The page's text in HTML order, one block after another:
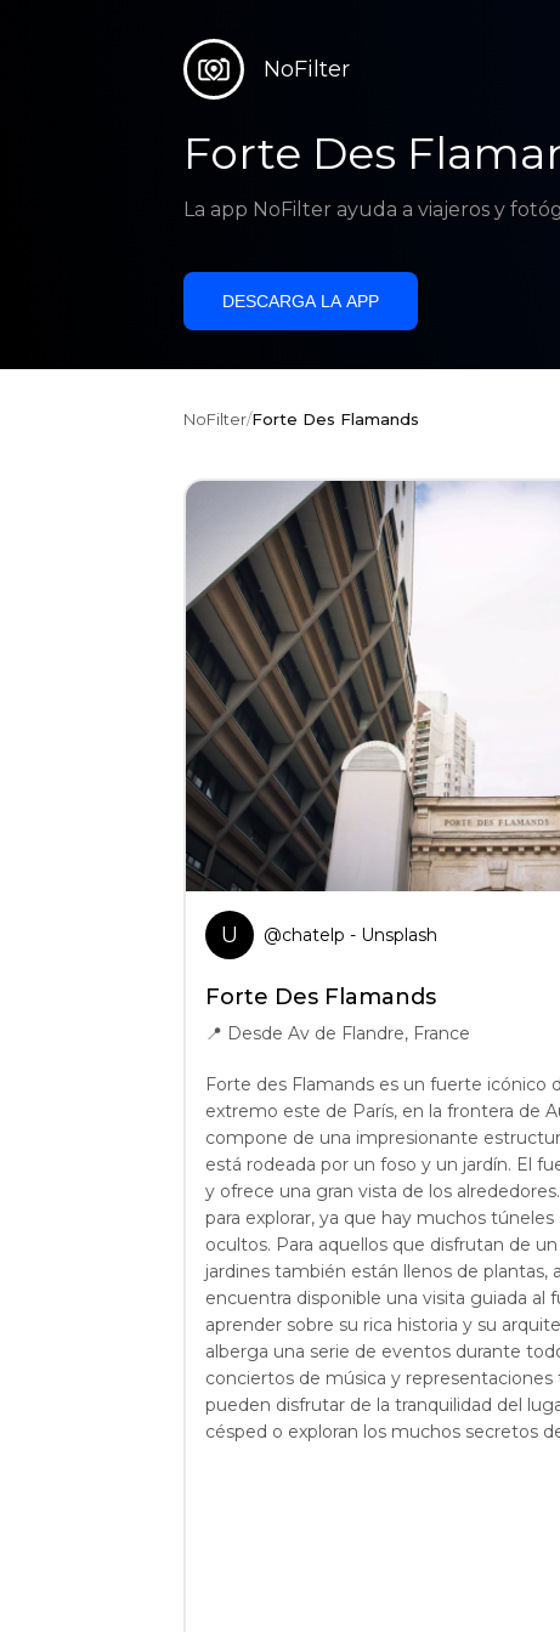
NoFilter
Forte Des
La app NoFilter ayuda a viajeros y
DESCARGA LA APP
NoFilter/Forte Des Flamands
U @chatelp - Unsplash
Forte Des Flamands
📍 Desde Av de Flandre, France
Forte des Flamands es un fuerte icónico
extremo este de París, en la frontera de
compone de una impresionante
está rodeada por un foso y un jardín. El
y ofrece una gran vista de los
para explorar, ya que hay muchos
ocultos. Para aquellos que disfrutan de
jardines también están llenos de plantas,
encuentra disponible una visita guiada al
aprender sobre su rica historia y su
alberga una serie de eventos durante
conciertos de música y representaciones
pueden disfrutar de la tranquilidad del
césped o exploran los muchos secretos